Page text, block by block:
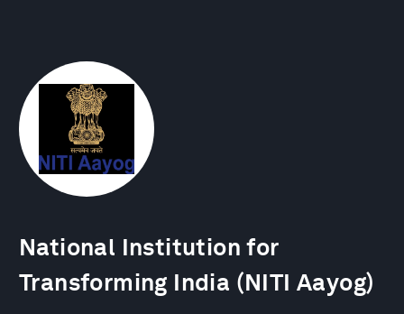
National Institution for
Transforming India (NITI Aayog)